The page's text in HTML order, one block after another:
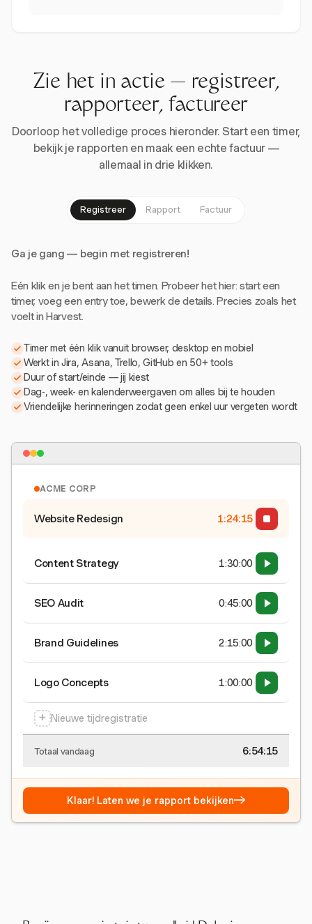
Zie het in actie — registreer,
rapporteer, factureer
Doorloop het volledige proces hieronder. Start een timer,
bekijk je rapporten en maak een echte factuur —
allemaal in drie klikken.
Registreer Rapport Factuur
Ga je gang — begin met registreren!
Eén klik en je bent aan het timen. Probeer het hier: start een
timer, voeg een entry toe, bewerk de details. Precies zoals het
voelt in Harvest.
Timer met één klik vanuit browser, desktop en mobiel
Werkt in Jira, Asana, Trello, GitHub en 50+ tools
Duur of start/einde — jij kiest
Dag-, week- en kalenderweergaven om alles bij te houden
Vriendelijke herinneringen zodat geen enkel uur vergeten wordt
ACME CORP
Website Redesign 1:24:15
Content Strategy 1:30:00
SEO Audit 0:45:00
Brand Guidelines 2:15:00
Logo Concepts 1:00:00
+ Nieuwe tijdregistratie
Totaal vandaag 6:54:15
Klaar! Laten we je rapport bekijken→